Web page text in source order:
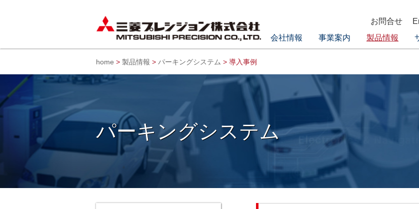
お問合せ
会社情報
事業案内 製品情報
home > 製品情報 > パーキングシステム > 導入事例
パーキングシステム